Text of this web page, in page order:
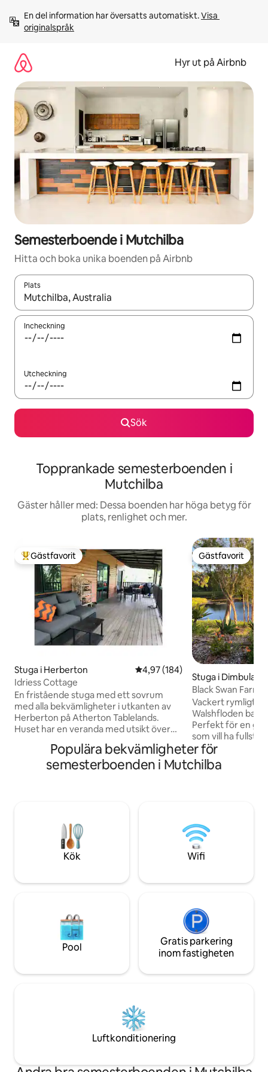
innehåll
En del information har översatts automatiskt. Visa
originalspråk
Hyr ut på Airbnb
Semesterboende i Mutchilba
Hitta och boka unika boenden på Airbnb
Plats
När resultaten är tillgängliga kan du navigera med upp- och
Incheckning
Utcheckning
Sök
Topprankade semesterboenden i
Mutchilba
Gäster håller med: Dessa boenden har höga betyg för
plats, renlighet och mer.
Populär gästfavorit
Gästfavorit
Stuga i Herberton 4,97 av 5 i genomsnittligt
4,97 (184)
Idriess Cottage
En fristående stuga med ett sovrum
med alla bekvämligheter i utkanten av
Herberton på Atherton Tablelands.
Huset har en veranda med utsikt över
hektar (2 tunnland) egendom, stugan
ligger 200 meter från den viktigaste
timmars bilresa från Cairns International
Airport. Frukost ingår.
Gästfavorit
Gästfavorit
Stuga i Dimbulah
Black Swan Farm
Dimboola
Vackert rymligt
Walshfloden bara
Perfekt för en
som vill ha
din pizza i en
paddla kanot på
är det perfekta
Husdjur är också
boendet också.
Populära bekvämligheter för
semesterboenden i Mutchilba
Kök Wifi
Pool
Gratis parkering
inom fastigheten
Luftkonditionering